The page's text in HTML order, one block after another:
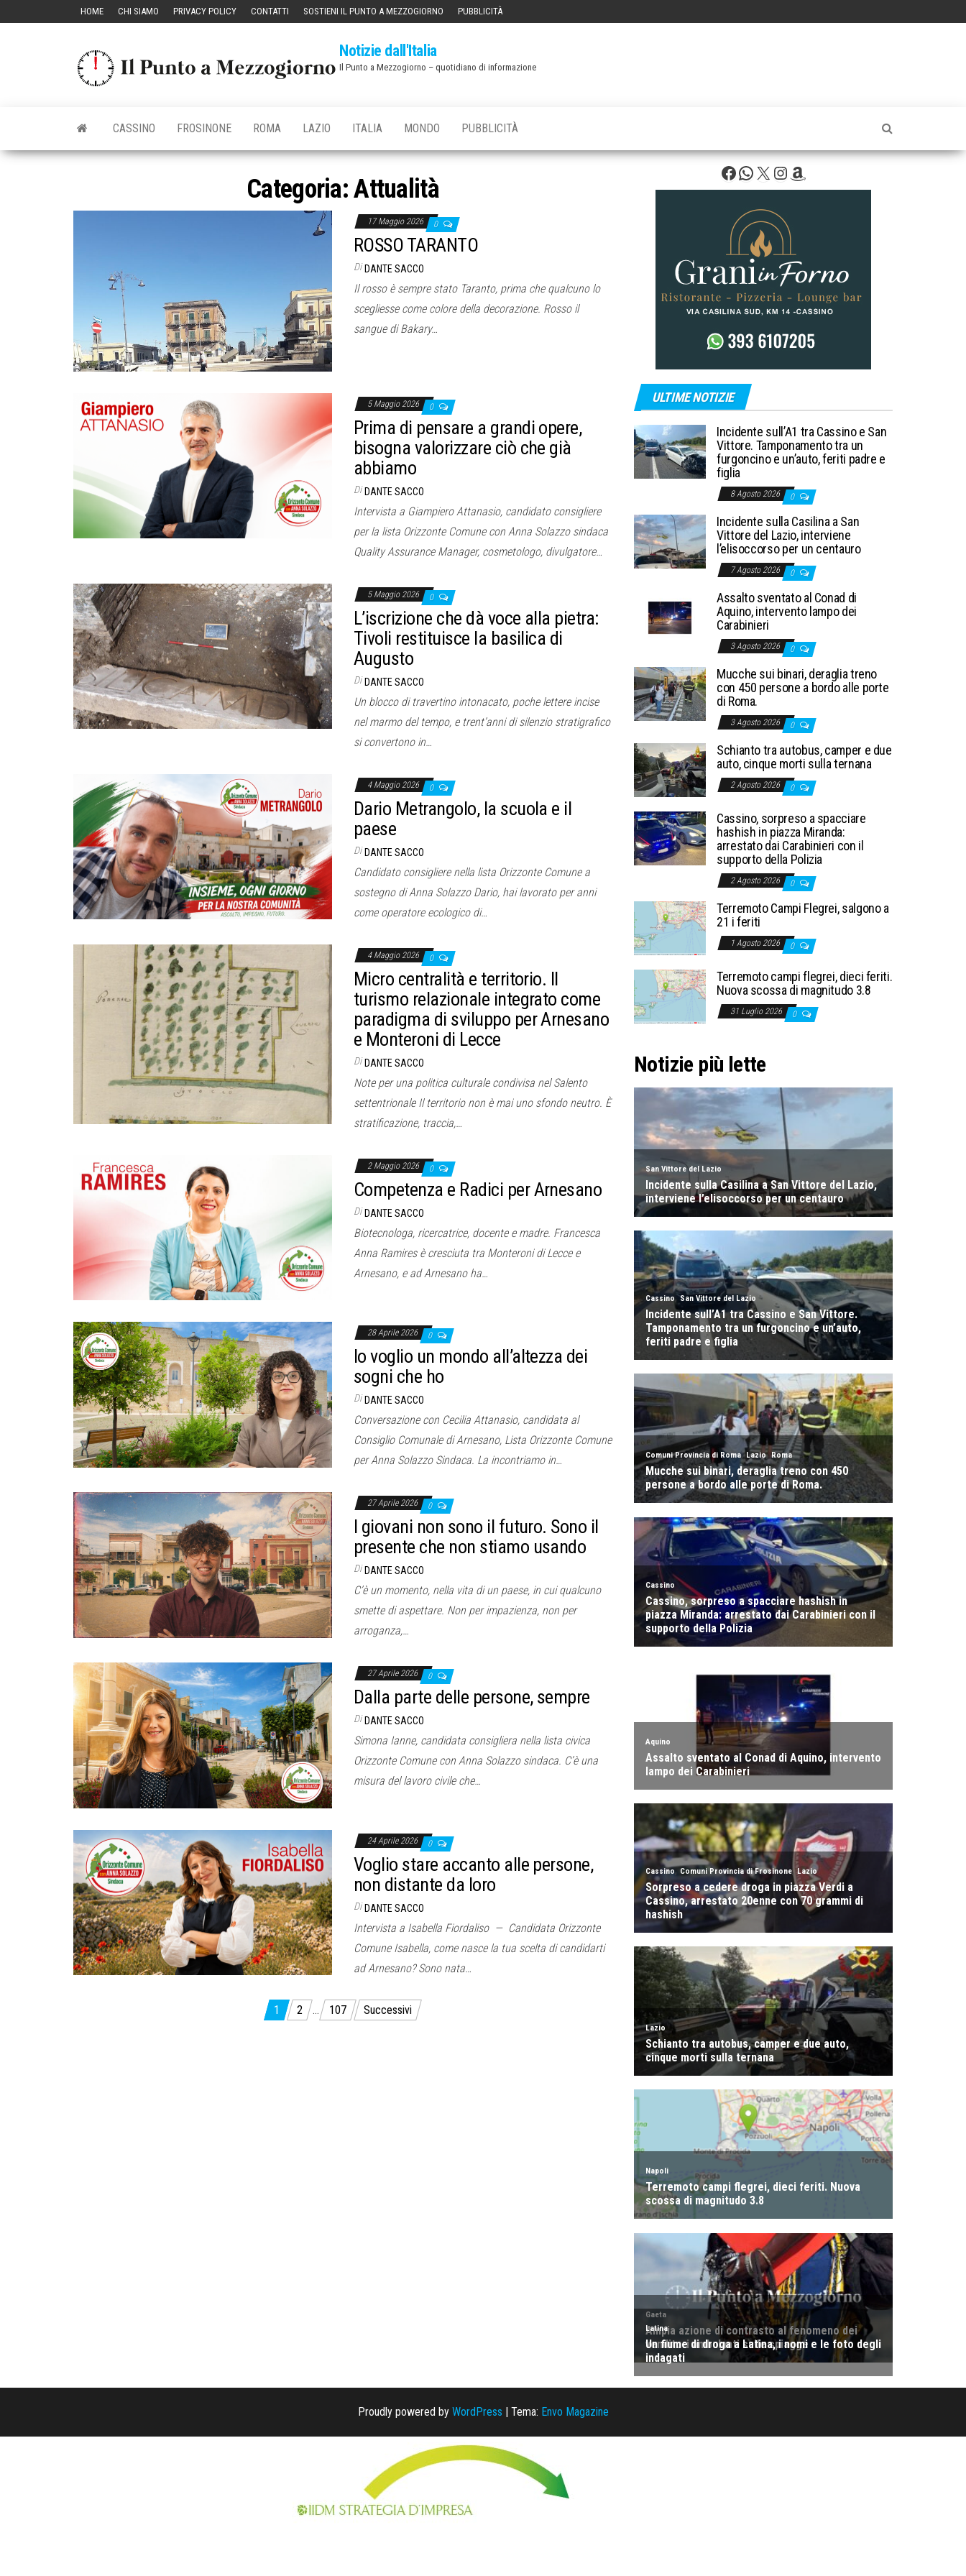
HOME CHI SIAMO PRIVACY POLICY CONTATTI SOSTIENI IL PUNTO A MEZZOGIORNO PUBBLICITÀ
Notizie dall'Italia
Il Punto a Mezzogiorno – quotidiano di informazione
CASSINO FROSINONE ROMA LAZIO ITALIA MONDO PUBBLICITÀ
Categoria:Attualità
17 Maggio 2026 0
ROSSO TARANTO
Di DANTE SACCO
Il rosso è sempre stato Taranto, prima che qualcuno lo
scegliesse come colore della decorazione. Rosso il
sangue di Bakary…
5 Maggio 2026 0
Prima di pensare a grandi opere,
bisogna valorizzare ciò che già
abbiamo
Di DANTE SACCO
Intervista a Giampiero Attanasio, candidato consigliere
per la lista Orizzonte Comune con Anna Solazzo sindaca
Quality Assurance Manager, cosmetologo, divulgatore…
5 Maggio 2026 0
L’iscrizione che dà voce alla pietra:
Tivoli restituisce la basilica di
Augusto
Di DANTE SACCO
Un blocco di travertino intonacato, poche lettere incise
nel marmo del tempo, e trent’anni di silenzio stratigrafico
si convertono in…
4 Maggio 2026 0
Dario Metrangolo, la scuola e il
paese
Di DANTE SACCO
Candidato consigliere nella lista Orizzonte Comune a
sostegno di Anna Solazzo Dario, hai lavorato per anni
come operatore ecologico di…
4 Maggio 2026 0
Micro centralità e territorio. Il
turismo relazionale integrato come
paradigma di sviluppo per Arnesano
e Monteroni di Lecce
Di DANTE SACCO
Note per una politica culturale condivisa nel Salento
settentrionale Il territorio non è mai uno sfondo neutro. È
stratificazione, traccia,…
2 Maggio 2026 0
Competenza e Radici per Arnesano
Di DANTE SACCO
Biotecnologa, ricercatrice, docente e madre. Francesca
Anna Ramires è cresciuta tra Monteroni di Lecce e
Arnesano, e ad Arnesano ha…
28 Aprile 2026 0
Io voglio un mondo all’altezza dei
sogni che ho
Di DANTE SACCO
Conversazione con Cecilia Attanasio, candidata al
Consiglio Comunale di Arnesano, Lista Orizzonte Comune
per Anna Solazzo Sindaca. La incontriamo in…
27 Aprile 2026 0
I giovani non sono il futuro. Sono il
presente che non stiamo usando
Di DANTE SACCO
C’è un momento, nella vita di un paese, in cui qualcuno
smette di aspettare. Non per impazienza, non per
arroganza,…
27 Aprile 2026 0
Dalla parte delle persone, sempre
Di DANTE SACCO
Simona Ianne, candidata consigliera nella lista civica
Orizzonte Comune con Anna Solazzo sindaca. C’è una
misura del lavoro civile che…
24 Aprile 2026 0
Voglio stare accanto alle persone,
non distante da loro
Di DANTE SACCO
Intervista a Isabella Fiordaliso — Candidata Orizzonte
Comune Isabella, come nasce la tua scelta di candidarti
ad Arnesano? Sono nata…
1 2 … 107 Successivi
Facebook
WhatsApp
X Instagram
Amazon
ULTIME NOTIZIE
Incidente sull’A1 tra Cassino e San
Vittore. Tamponamento tra un
furgoncino e un’auto, feriti padre e
figlia
8 Agosto 2026 0
Incidente sulla Casilina a San
Vittore del Lazio, interviene
l’elisoccorso per un centauro
7 Agosto 2026 0
Assalto sventato al Conad di
Aquino, intervento lampo dei
Carabinieri
3 Agosto 2026 0
Mucche sui binari, deraglia treno
con 450 persone a bordo alle porte
di Roma.
3 Agosto 2026 0
Schianto tra autobus, camper e due
auto, cinque morti sulla ternana
2 Agosto 2026 0
Cassino, sorpreso a spacciare
hashish in piazza Miranda:
arrestato dai Carabinieri con il
supporto della Polizia
2 Agosto 2026 0
Terremoto Campi Flegrei, salgono a
21 i feriti
1 Agosto 2026 0
Terremoto campi flegrei, dieci feriti.
Nuova scossa di magnitudo 3.8
31 Luglio 2026 0
Notizie più lette
Proudly powered by WordPress | Tema: Envo Magazine